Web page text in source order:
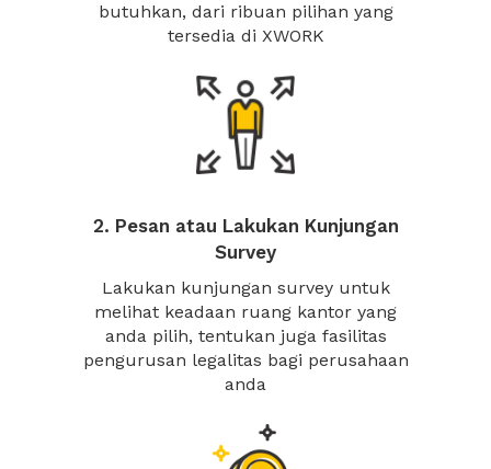
butuhkan, dari ribuan pilihan yang
tersedia di XWORK
2. Pesan atau Lakukan Kunjungan
Survey
Lakukan kunjungan survey untuk
melihat keadaan ruang kantor yang
anda pilih, tentukan juga fasilitas
pengurusan legalitas bagi perusahaan
anda